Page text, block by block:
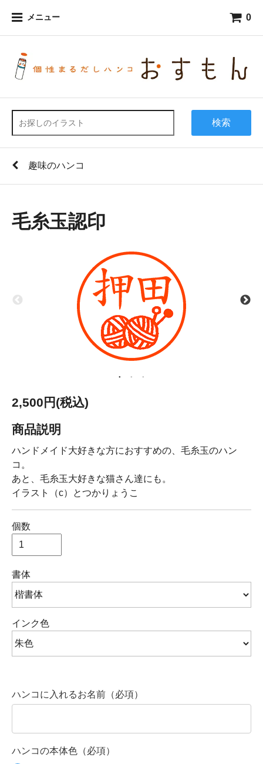
メニュー 0
検索
趣味のハンコ
毛糸玉認印
2,500円(税込)
商品説明
ハンドメイド大好きな方におすすめの、毛糸玉のハン
コ。
あと、毛糸玉大好きな猫さん達にも。
イラスト（c）とつかりょうこ
個数
書体
インク色
ハンコに入れるお名前（必項）
ハンコの本体色（必項）